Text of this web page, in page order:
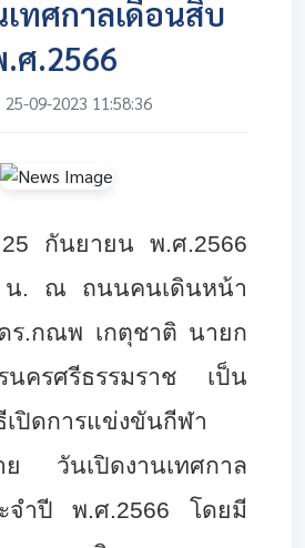
ทศกาลเดือนสิบ
ศ.2566
09-2023 11:58:36
กันยายน พ.ศ.2566
น. ณ ถนนคนเดินหน้า
ร.กณพ เกตุชาติ นายก
นครศรีธรรมราช เป็น
เปิดการแข่งขันกีฬา
ย วันเปิดงานเทศกาล
จำปี พ.ศ.2566 โดยมี